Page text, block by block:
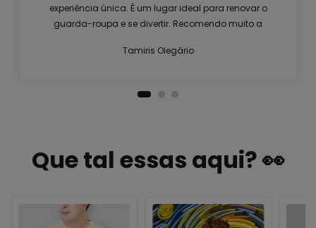
experiência única. É um lugar ideal para renovar o
guarda-roupa e se divertir. Recomendo muito a
Tamiris Olegário
Que tal essas aqui? 👀